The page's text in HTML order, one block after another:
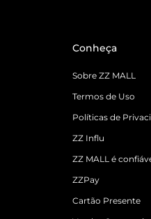
Conheça
Sobre ZZ MALL
Termos de Uso
Políticas de
ZZ Influ
ZZ MALL é
ZZPay
Cartão Presente